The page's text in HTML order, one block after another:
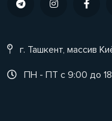
г. Ташкент, массив
ПН - ПТ с 9:00 до